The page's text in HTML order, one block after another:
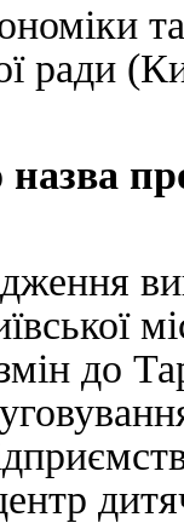
ради
до